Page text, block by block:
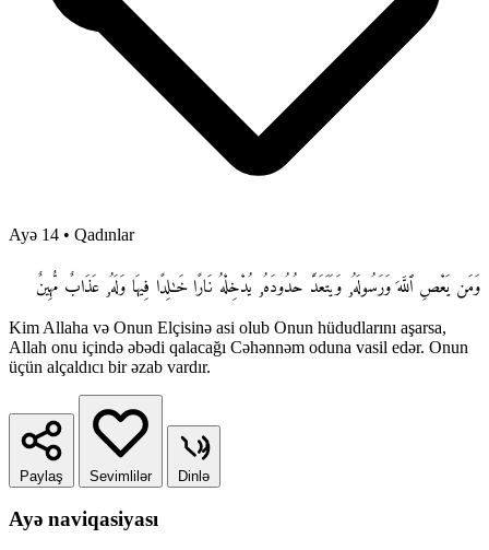
Ayə 14 • Qadınlar
وَمَن يَعْصِ ٱللَّهَ وَرَسُولَهُۥ وَيَتَعَدَّ حُدُودَهُۥ يُدْخِلْهُ نَارًا خَـٰلِدًا فِيهَا وَلَهُۥ عَذَابٌ مُّهِينٌ
Kim Allaha və Onun Elçisinə asi olub Onun hüdudlarını aşarsa,
Allah onu içində əbədi qalacağı Cəhənnəm oduna vasil edər. Onun
üçün alçaldıcı bir əzab vardır.
Paylaş Sevimlilər Dinlə
Ayə naviqasiyası